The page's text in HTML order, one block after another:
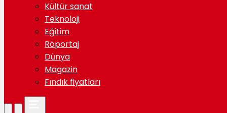
Kültür sanat
Teknoloji
Eğitim
Röportaj
Dünya
Magazin
Fındık fiyatları